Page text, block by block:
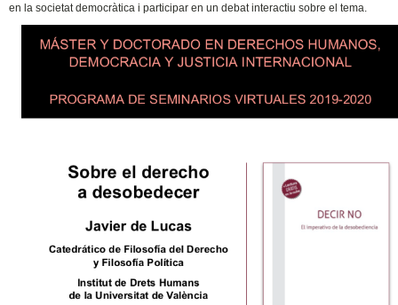
en la societat democràtica i participar en un debat interactiu sobre el tema.